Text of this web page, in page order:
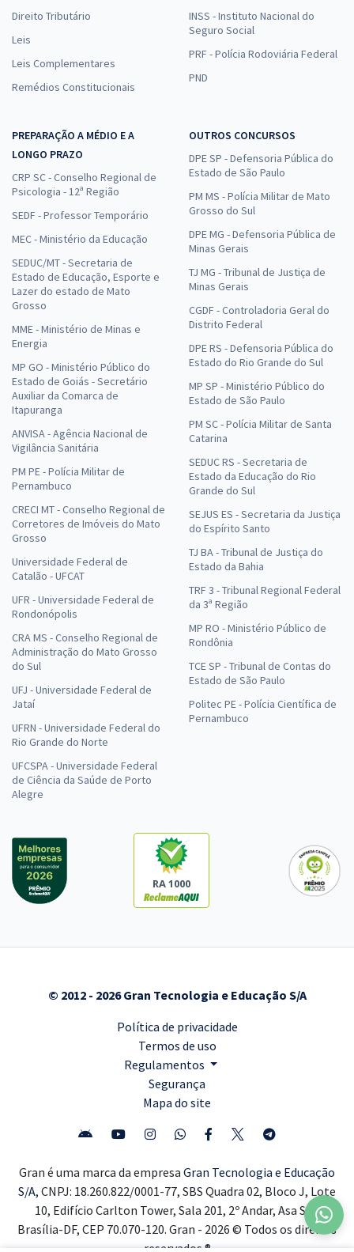
Direito Tributário
Leis
Leis Complementares
Remédios Constitucionais
INSS - Instituto Nacional do
Seguro Social
PRF - Polícia Rodoviária Federal
PND
PREPARAÇÃO A MÉDIO E A
LONGO PRAZO
CRP SC - Conselho Regional de
Psicologia - 12ª Região
SEDF - Professor Temporário
MEC - Ministério da Educação
SEDUC/MT - Secretaria de
Estado de Educação, Esporte e
Lazer do estado de Mato
Grosso
MME - Ministério de Minas e
Energia
MP GO - Ministério Público do
Estado de Goiás - Secretário
Auxiliar da Comarca de
Itapuranga
ANVISA - Agência Nacional de
Vigilância Sanitária
PM PE - Polícia Militar de
Pernambuco
CRECI MT - Conselho Regional de
Corretores de Imóveis do Mato
Grosso
Universidade Federal de
Catalão - UFCAT
UFR - Universidade Federal de
Rondonópolis
CRA MS - Conselho Regional de
Administração do Mato Grosso
do Sul
UFJ - Universidade Federal de
Jataí
UFRN - Universidade Federal do
Rio Grande do Norte
UFCSPA - Universidade Federal
de Ciência da Saúde de Porto
Alegre
OUTROS CONCURSOS
DPE SP - Defensoria Pública do
Estado de São Paulo
PM MS - Polícia Militar de Mato
Grosso do Sul
DPE MG - Defensoria Pública de
Minas Gerais
TJ MG - Tribunal de Justiça de
Minas Gerais
CGDF - Controladoria Geral do
Distrito Federal
DPE RS - Defensoria Pública do
Estado do Rio Grande do Sul
MP SP - Ministério Público do
Estado de São Paulo
PM SC - Polícia Militar de Santa
Catarina
SEDUC RS - Secretaria de
Estado da Educação do Rio
Grande do Sul
SEJUS ES - Secretaria da Justiça
do Espírito Santo
TJ BA - Tribunal de Justiça do
Estado da Bahia
TRF 3 - Tribunal Regional Federal
da 3ª Região
MP RO - Ministério Público de
Rondônia
TCE SP - Tribunal de Contas do
Estado de São Paulo
Politec PE - Polícia Científica de
Pernambuco
RA 1000
© 2012 - 2026 Gran Tecnologia e Educação S/A
Política de privacidade
Termos de uso
Regulamentos
Segurança
Mapa do site
Gran é uma marca da empresa Gran Tecnologia e Educação
S/A, CNPJ: 18.260.822/0001-77, SBS Quadra 02, Bloco J, Lote
10, Edifício Carlton Tower, Sala 201, 2º Andar, Asa Sul,
Brasília-DF, CEP 70.070-120. Gran - 2026 © Todos os direitos
reservados ®